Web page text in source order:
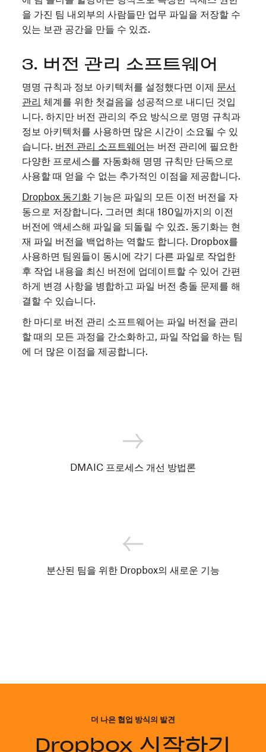
을 가진 팀 내외부의 사람들만 업무 파일을 저장할 수
있는 보관 공간을 만들 수 있죠.
3. 버전 관리 소프트웨어
명명 규칙과 정보 아키텍처를 설정했다면 이제 문서
관리 체계를 위한 첫걸음을 성공적으로 내디딘 것입
니다. 하지만 버전 관리의 주요 방식으로 명명 규칙과
정보 아키텍처를 사용하면 많은 시간이 소요될 수 있
습니다. 버전 관리 소프트웨어는 버전 관리에 필요한
다양한 프로세스를 자동화해 명명 규칙만 단독으로
사용할 때 얻을 수 없는 추가적인 이점을 제공합니다.
Dropbox 동기화 기능은 파일의 모든 이전 버전을 자
동으로 저장합니다. 그러면 최대 180일까지의 이전
버전에 액세스해 파일을 되돌릴 수 있죠. 동기화는 현
재 파일 버전을 백업하는 역할도 합니다. Dropbox를
사용하면 팀원들이 동시에 각기 다른 파일로 작업한
후 작업 내용을 최신 버전에 업데이트할 수 있어 간편
하게 변경 사항을 병합하고 파일 버전 충돌 문제를 해
결할 수 있습니다.
한 마디로 버전 관리 소프트웨어는 파일 버전을 관리
할 때의 모든 과정을 간소화하고, 파일 작업을 하는 팀
에 더 많은 이점을 제공합니다.
DMAIC 프로세스 개선 방법론
분산된 팀을 위한 Dropbox의 새로운 기능
더 나은 협업 방식의 발견
Dropbox 시작하기